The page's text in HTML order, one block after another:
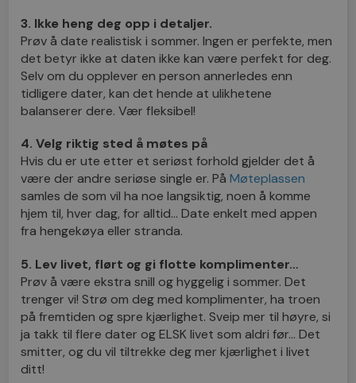
3. Ikke heng deg opp i detaljer.
Prøv å date realistisk i sommer. Ingen er perfekte, men
det betyr ikke at daten ikke kan være perfekt for deg.
Selv om du opplever en person annerledes enn
tidligere dater, kan det hende at ulikhetene
balanserer dere. Vær fleksibel!
4. Velg riktig sted å møtes på
Hvis du er ute etter et seriøst forhold gjelder det å
være der andre seriøse single er. PåMøteplassen
samles de som vil ha noe langsiktig, noen å komme
hjem til, hver dag, for alltid… Date enkelt med appen
fra hengekøya eller stranda.
5. Lev livet, flørt og gi flotte komplimenter…
Prøv å være ekstra snill og hyggelig i sommer. Det
trenger vi! Strø om deg med komplimenter, ha troen
på fremtiden og spre kjærlighet. Sveip mer til høyre, si
ja takk til flere dater og ELSK livet som aldri før… Det
smitter, og du vil tiltrekke deg mer kjærlighet i livet
ditt!